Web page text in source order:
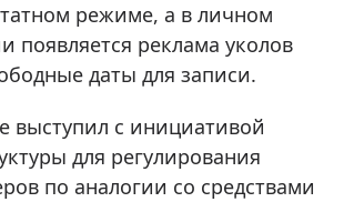
режиме, а в личном
появляется реклама уколов
даты для записи.
выступил с инициативой
для регулирования
по аналогии со средствами